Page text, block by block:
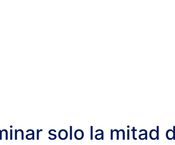
solo la mitad